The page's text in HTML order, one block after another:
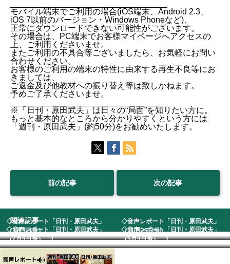
モバイル端末でご利用の場合(iOS端末、Android 2.3、
iOS 7以前のバージョン・Windows Phoneなど)、
正常にダウンロードできない可能性がございます。
その場合は、PC端末でお客様マイページへアクセスの
上、ご利用くださいませ。
またご利用の不具合等ございましたら、お気軽にお問い
合わせください。
お客様のご利用の端末の特性に由来する再生不良等にお
きましては、
ご返金及び他教材への振り替え等は致しかねます。
予めご了承くださいませ。
※「日刊・原田武夫」は日々の“局面”を知りたい方に。
もっと基本的なところから分かりやすくという方には
「週刊・原田武夫」(約50分)をお勧めいたします。
前の記事 次の記事
関連記事
◇音声レポート「日刊・原田武夫」
（3月3日号）
◇音声レポート「日刊・原田武夫」
（11月29日号）...
◇音声レポート「日刊・原田武夫」
（7月9日号） 1...
◇音声レポート「日刊・原田武夫」
（5月9日号） 1...